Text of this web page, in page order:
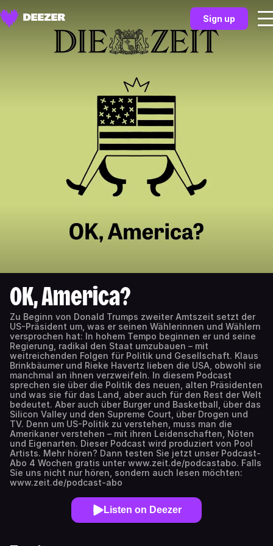
Sign up
OK, America?
Zu Beginn von Donald Trumps zweiter Amtszeit setzt der
US-Präsident um, was er seinen Wählerinnen und Wählern
versprochen hat: In hohem Tempo beginnen er und seine
Regierung, radikal den Staat umzubauen – mit
weitreichenden Folgen für Politik und Gesellschaft. Klaus
Brinkbäumer und Rieke Havertz lieben die USA, obwohl sie
manchmal an ihnen verzweifeln. In diesem Podcast
sprechen sie über die Politik des neuen, alten Präsidenten
und was sie für das Land, aber auch für den Rest der Welt
bedeutet. Aber auch über Burger und Basketball, über das
Silicon Valley und den Supreme Court, über Drogen und
TV. Denn um US-Politik zu verstehen, muss man die
Amerikaner verstehen – mit ihren Leidenschaften, Nöten
und Eigenarten. Dieser Podcast wird produziert von Pool
Artists. Mehr hören? Dann testen Sie jetzt unser Podcast-
Abo 4 Wochen gratis unter www.zeit.de/podcastabo. Falls
Sie uns nicht nur hören, sondern auch lesen möchten:
www.zeit.de/podcast-abo
Listen on Deezer